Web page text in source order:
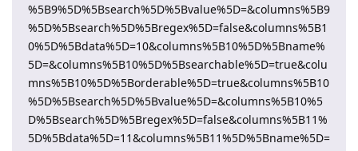
%5B9%5D%5Bsearch%5D%5Bvalue%5D=&columns%5B9
%5D%5Bsearch%5D%5Bregex%5D=false&columns%5B1
0%5D%5Bdata%5D=10&columns%5B10%5D%5Bname%
5D=&columns%5B10%5D%5Bsearchable%5D=true&colu
mns%5B10%5D%5Borderable%5D=true&columns%5B10
%5D%5Bsearch%5D%5Bvalue%5D=&columns%5B10%5
D%5Bsearch%5D%5Bregex%5D=false&columns%5B11%
5D%5Bdata%5D=11&columns%5B11%5D%5Bname%5D=